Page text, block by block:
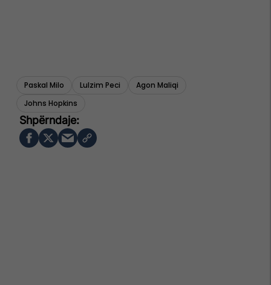
Paskal Milo Lulzim Peci
Agon Maliqi
Johns Hopkins